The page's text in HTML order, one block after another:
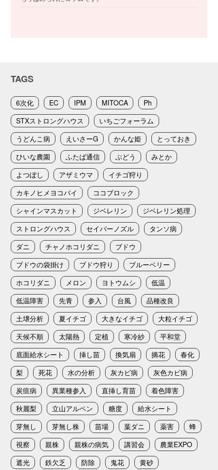
TAGS
6次化 EC IPM MITOCA
Ph
STXストロングハウス
いちごフォーラム
うどんこ病
えいさーG かんな姫
とっておき
ひいな農園
ふたば通信 ぶどう
みとか
よつぼし
アザミウマ
イチゴ狩り
カキノヒメヨコバイ
ココブロック
シャインマスカット
ジベレリン
ジベレリン処理
ストロングハウス
セイバーノズル
タンソ病
ダニ
チャノホコリダニ
ブドウ
ブドウの袋掛け
ブドウ狩り
ブルーベリー
ホコリダニ
メロン ヨトウムシ
低温
低温障害
先青 参入 台風
品種改良
土壌分析
夏イチゴ 大きなイチゴ
大粒イチゴ
天候不順
太陽熱 定植 寒冷紗
平和堂
底面給水シート
挿し苗 換気扇 摘花
春化
梨
死花 水の分析 灰カビ病
灰色カビ病
炭疽病
異業種参入 直挿し育苗
着色障害
秋麗梨
立山アルペン 糖度
給水シート
芽無し
芽無し株 苗場 葉ダニ 薬害
蜂
視察
親株 親株の病気 講習会
農業EXPO
遮光
鉄欠乏 防除 鬼花 黄砂